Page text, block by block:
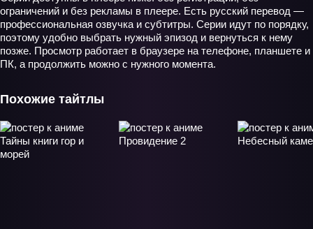
ограничений и без рекламы в плеере. Есть русский перевод —
профессиональная озвучка и субтитры. Серии идут по порядку,
поэтому удобно выбрать нужный эпизод и вернуться к нему
позже. Просмотр работает в браузере на телефоне, планшете и
ПК, а продолжить можно с нужного момента.
Похожие тайтлы